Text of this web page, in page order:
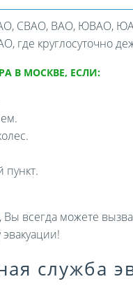
СВАО, ВАО, ЮВАО,
круглосуточно
В МОСКВЕ, ЕСЛИ:
всегда можете
служба